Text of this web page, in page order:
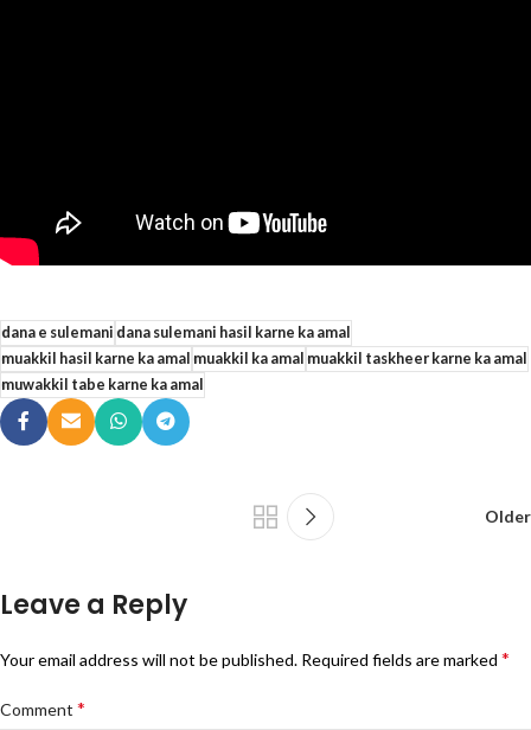
dana e sulemani dana sulemani hasil karne ka amal
muakkil hasil karne ka amal muakkil ka amal muakkil taskheer karne ka amal
muwakkil tabe karne ka amal
Older
Leave a Reply
Your email address will not be published. Required fields are marked *
Comment *